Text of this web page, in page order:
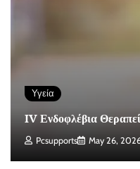
Υγεία
IV Ενδοφλέβια
Pcsupports May 26,